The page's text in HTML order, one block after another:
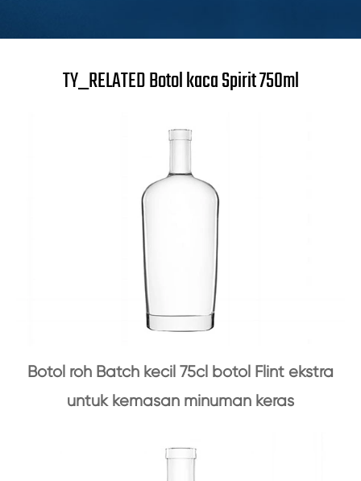
TY_RELATED Botol kaca Spirit 750ml
Botol roh Batch kecil 75cl botol Flint ekstra
untuk kemasan minuman keras